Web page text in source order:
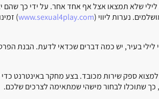
לילי שלא תמצאו אצל אף אחד אחר. על ידי כך
נערות ליווי (www.sexual4play.com
)
לילי בעיר, יש כמה דברים שכדאי לדעת. הבנת
ספק שירות מכובד. בצע מחקר באינטרנט כדי
כך שתוכלו לבחור מישהי שמתאימה לצרכים שלכם.